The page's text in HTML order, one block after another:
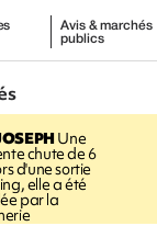
Avis & marchés
publics
Une
chute de 6
d'une sortie
elle a été
par la